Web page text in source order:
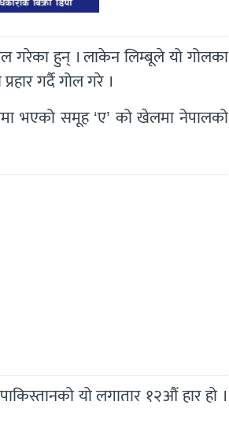
गरेका हुन् । लाकेन लिम्बूले यो गोलका
गर्दै गोल गरे ।
भएको समूह ‘ए’ को खेलमा नेपालको
यो लगातार १२औं हार हो ।